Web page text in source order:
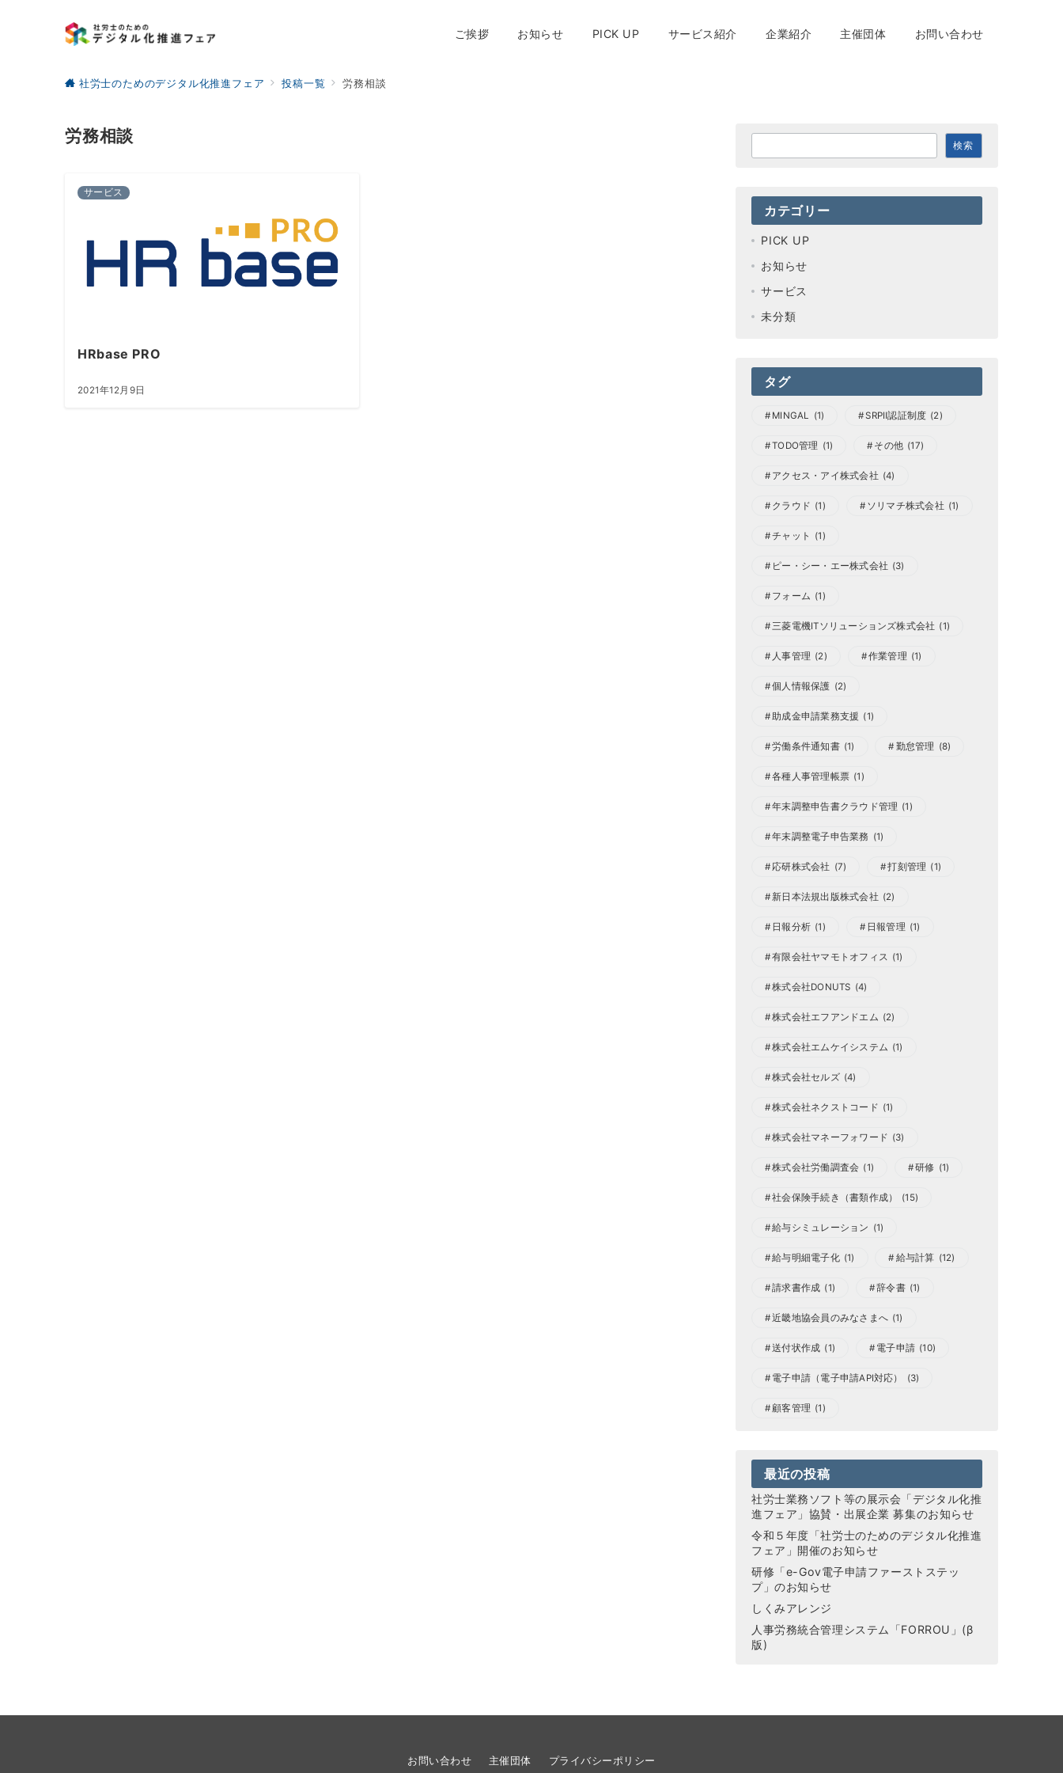
ご挨拶 お知らせ PICK UP サービス紹介 企業紹介 主催団体 お問い合わせ
社労士のためのデジタル化推進フェア 投稿一覧 労務相談
労務相談
サービス
HRbase PRO
2021年12月9日
索
検索
カテゴリー
PICK UP
お知らせ
サービス
未分類
タグ
MINGAL (1) SRPⅡ認証制度 (2)
TODO管理 (1) その他 (17)
アクセス・アイ株式会社 (4)
クラウド (1) ソリマチ株式会社 (1)
チャット (1)
ピー・シー・エー株式会社 (3)
フォーム (1)
三菱電機ITソリューションズ株式会社 (1)
人事管理 (2) 作業管理 (1)
個人情報保護 (2)
助成金申請業務支援 (1)
労働条件通知書 (1) 勤怠管理 (8)
各種人事管理帳票 (1)
年末調整申告書クラウド管理 (1)
年末調整電子申告業務 (1)
応研株式会社 (7) 打刻管理 (1)
新日本法規出版株式会社 (2)
日報分析 (1) 日報管理 (1)
有限会社ヤマモトオフィス (1)
株式会社DONUTS (4)
株式会社エフアンドエム (2)
株式会社エムケイシステム (1)
株式会社セルズ (4)
株式会社ネクストコード (1)
株式会社マネーフォワード (3)
株式会社労働調査会 (1) 研修 (1)
社会保険手続き（書類作成） (15)
給与シミュレーション (1)
給与明細電子化 (1) 給与計算 (12)
請求書作成 (1) 辞令書 (1)
近畿地協会員のみなさまへ (1)
送付状作成 (1) 電子申請 (10)
電子申請（電子申請API対応） (3)
顧客管理 (1)
最近の投稿
社労士業務ソフト等の展示会「デジタル化推
進フェア」協賛・出展企業 募集のお知らせ
令和５年度「社労士のためのデジタル化推進
フェア」開催のお知らせ
研修「e-Gov電子申請ファーストステッ
プ」のお知らせ
しくみアレンジ
人事労務統合管理システム「FORROU」(β
版)
お問い合わせ 主催団体 プライバシーポリシー